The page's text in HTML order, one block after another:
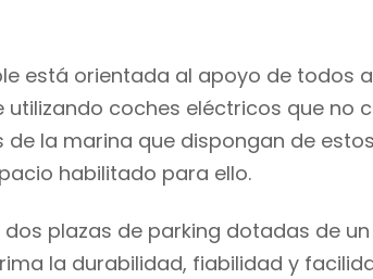
está orientada al apoyo de todos
utilizando coches eléctricos que no
de la marina que dispongan de
habilitado para ello.
plazas de parking dotadas de
la durabilidad, fiabilidad y